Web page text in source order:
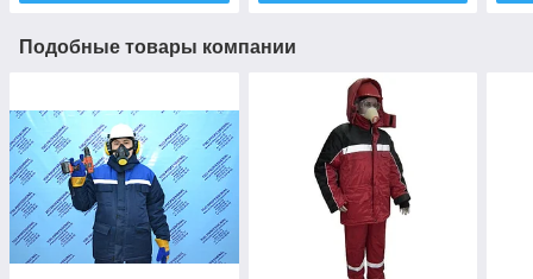
Подобные товары компании